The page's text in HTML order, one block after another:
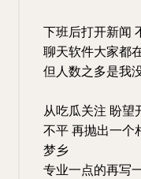
下班后打开新闻
聊天软件大家都
但人数之多是我
从吃瓜关注 盼望
不平 再抛出一个
梦乡
专业一点的再写